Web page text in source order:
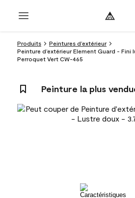
Produits
Peintures d’extérieur
Peinture d’extérieur Element Guard - Fini
Perroquet Vert CW-465
Peinture la plus